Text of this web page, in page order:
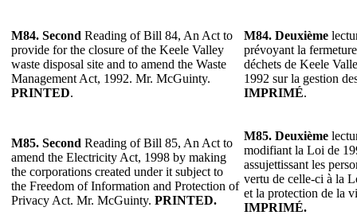
M84. Second Reading of Bill 84, An Act to
provide for the closure of the Keele Valley
waste disposal site and to amend the Waste
Management Act, 1992. Mr. McGuinty.
PRINTED.
M84. Deuxième
prévoyant la
déchets de Keele
1992 sur la gestion
IMPRIMÉ.
M85. Second Reading of Bill 85, An Act to
amend the Electricity Act, 1998 by making
the corporations created under it subject to
the Freedom of Information and Protection of
Privacy Act. Mr. McGuinty. PRINTED.
M85. Deuxième
modifiant la Loi de
assujettissant les
vertu de celle-ci à la
et la protection de la
IMPRIMÉ.